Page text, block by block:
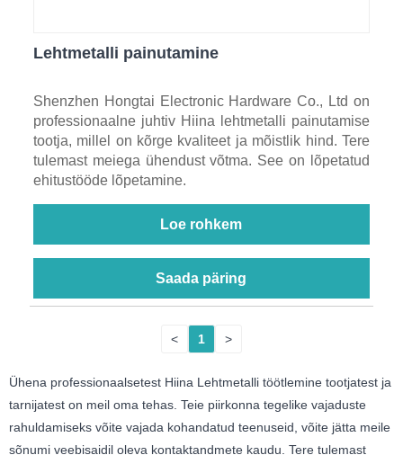
Lehtmetalli painutamine
Shenzhen Hongtai Electronic Hardware Co., Ltd on
professionaalne juhtiv Hiina lehtmetalli painutamise
tootja, millel on kõrge kvaliteet ja mõistlik hind. Tere
tulemast meiega ühendust võtma. See on lõpetatud
ehitustööde lõpetamine.
Loe rohkem
Saada päring
< 1 >
Ühena professionaalsetest Hiina Lehtmetalli töötlemine tootjatest ja
tarnijatest on meil oma tehas. Teie piirkonna tegelike vajaduste
rahuldamiseks võite vajada kohandatud teenuseid, võite jätta meile
sõnumi veebisaidil oleva kontaktandmete kaudu. Tere tulemast